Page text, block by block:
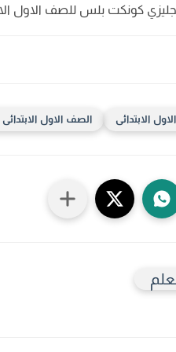
كونكت بلس للصف الاول الابتدائي 2025
الابتدائى الصف الاول الابتدائى